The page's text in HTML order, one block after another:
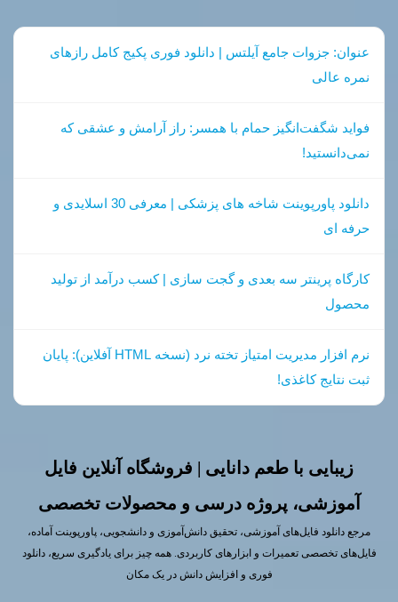
عنوان: جزوات جامع آیلتس | دانلود فوری پکیج کامل رازهای
نمره عالی
فواید شگفت‌انگیز حمام با همسر: راز آرامش و عشقی که
نمی‌دانستید!
دانلود پاورپوینت شاخه های پزشکی | معرفی 30 اسلایدی و
حرفه ای
کارگاه پرینتر سه بعدی و گجت سازی | کسب درآمد از تولید
محصول
نرم افزار مدیریت امتیاز تخته نرد (نسخه HTML آفلاین): پایان
ثبت نتایج کاغذی!
زیبایی با طعم دانایی | فروشگاه آنلاین فایل
آموزشی، پروژه درسی و محصولات تخصصی
مرجع دانلود فایل‌های آموزشی، تحقیق دانش‌آموزی و دانشجویی، پاورپوینت آماده،
فایل‌های تخصصی تعمیرات و ابزارهای کاربردی. همه چیز برای یادگیری سریع، دانلود
فوری و افزایش دانش در یک مکان